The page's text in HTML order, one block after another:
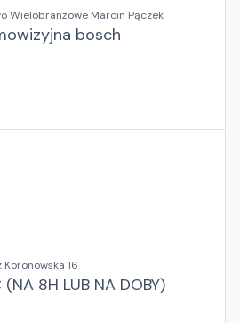
Wielobranżowe Marcin Pączek
bosch
16
8H LUB NA DOBY)